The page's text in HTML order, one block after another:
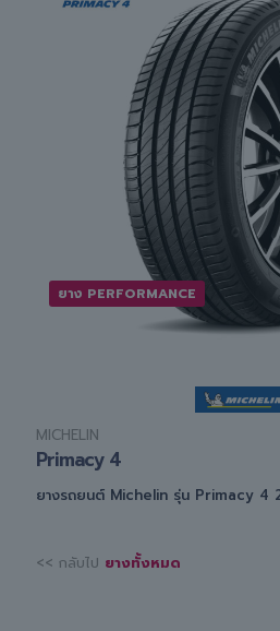
ยาง PERFORMANCE
MICHELIN
Primacy 4
ยางรถยนต์ Michelin รุ่น Primacy 4
<< กลับไป ยางทั้งหมด